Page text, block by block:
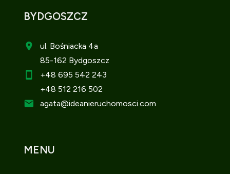
BYDGOSZCZ
ul. Bośniacka 4a
85-162 Bydgoszcz
+48 695 542 243
+48 512 216 502
agata@ideanieruchomosci.com
MENU